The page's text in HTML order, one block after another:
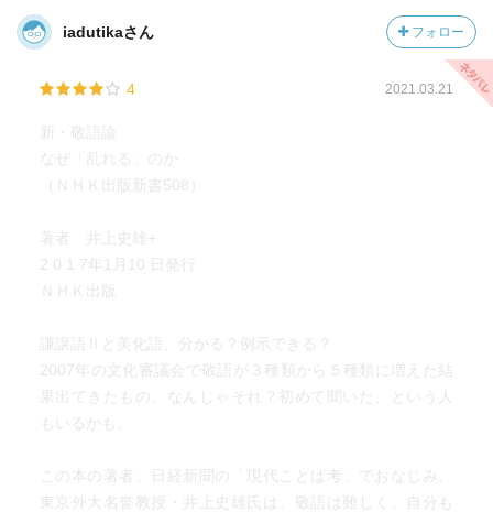
iadutikaさん フォロー
4 2021.03.21
新・敬語論
なぜ「乱れる」のか
（ＮＨＫ出版新書508）
著者 井上史雄+
2 0 1 7年1月10 日発行
ＮＨＫ出版
謙譲語Ⅱと美化語、分かる？例示できる？
2007年の文化審議会で敬語が３種類から５種類に増えた結
果出てきたもの。なんじゃそれ？初めて聞いた、という人
もいるかも。
この本の著者、日経新聞の「現代ことば考」でおなじみ、
東京外大名誉教授・井上史雄氏は、敬語は難しく、自分も